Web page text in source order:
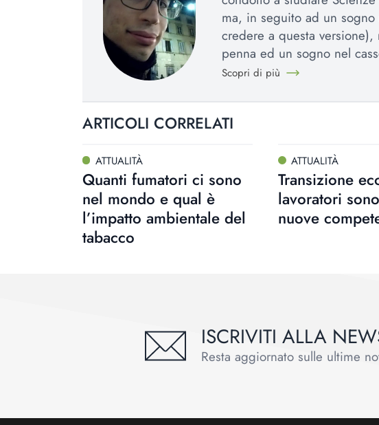
ma, in seguito ad un
credere a questa
penna ed un sogno nel
Scopri di più
ARTICOLI CORRELATI
ATTUALITÀ
Quanti fumatori ci sono
nel mondo e qual è
l’impatto ambientale del
tabacco
ATTUALITÀ
Transizione
lavoratori
nuove
ISCRIVITI ALLA
Resta aggiornato sulle ultime